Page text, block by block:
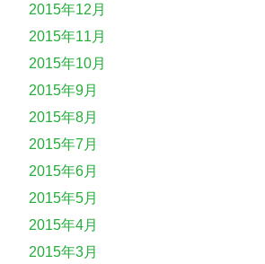
2015年12月
2015年11月
2015年10月
2015年9月
2015年8月
2015年7月
2015年6月
2015年5月
2015年4月
2015年3月